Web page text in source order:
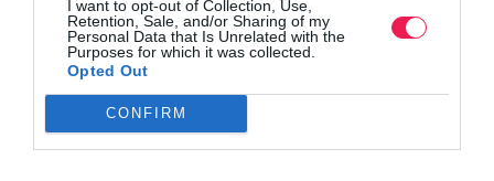
I want to opt-out of Collection, Use,
Retention, Sale, and/or Sharing of my
Personal Data that Is Unrelated with the
Purposes for which it was collected.
Opted Out
CONFIRM